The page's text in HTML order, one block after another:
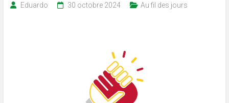
Eduardo 30 octobre 2024 Au fil des jours